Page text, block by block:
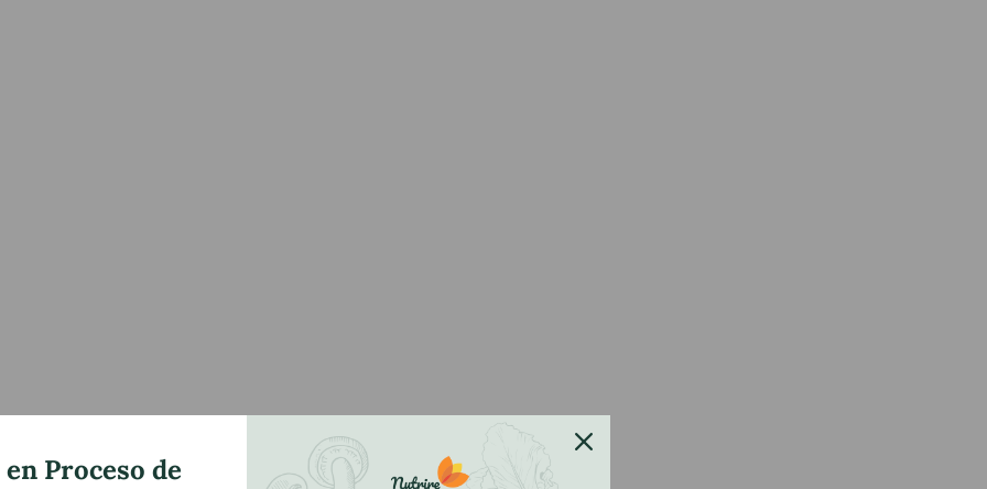
en Proceso de